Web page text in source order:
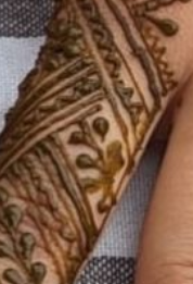
kunst
en
gebouw